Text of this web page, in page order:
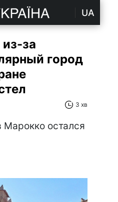
UA
из-за
город
3 хв
Марокко остался